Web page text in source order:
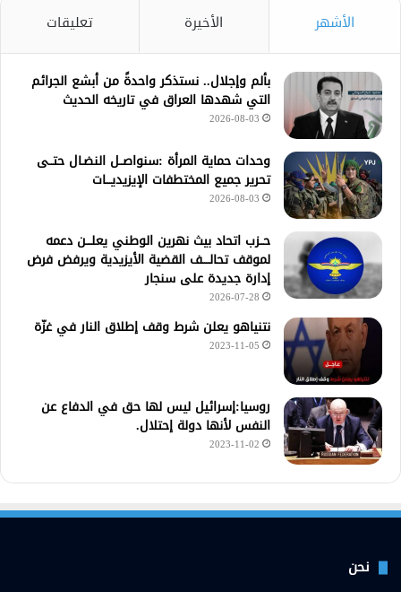
الأشهر الأخيرة تعليقات
بألم وإجلال.. نستذكر واحدةً من أبشع الجرائم
التي شهدها العراق في تاريخه الحديث
2026-08-03
وحدات حماية المرأة :سنواصــل النضـال حتــى
تحرير جميع المختطفات الإيزيديـــات
2026-08-03
حــزب اتحاد بيث نهرين الوطني يعلـــن دعمه
لموقف تحالــــف القضية الأيزيدية ويرفض فرض
إدارة جديدة على سنجار
2026-07-28
نتنياهو يعلن شرط وقف إطلاق النار في غزّة
2023-11-05
روسيا:إسرائيل ليس لها حق في الدفاع عن
النفس لأنها دولة إحتلال.
2023-11-02
نحن